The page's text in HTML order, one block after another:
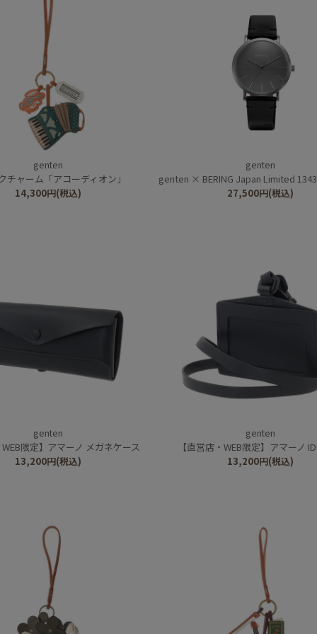
genten
チャーム「アコーディオン」
14,300円(税込)
genten
genten × BERING Japan Limited 13436-525-J 径
27,500円(税込)
genten
限定】アマーノ メガネケース
13,200円(税込)
genten
【直営店・WEB限定】アマーノ
13,200円(税込)